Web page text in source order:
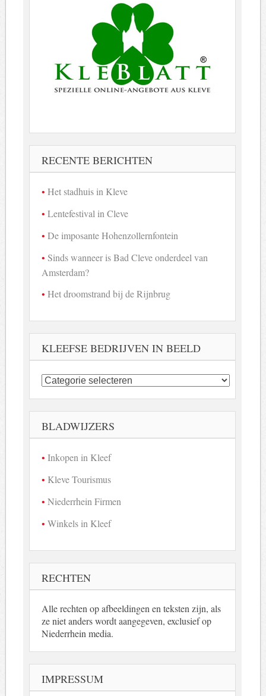
RECENTE BERICHTEN
Het stadhuis in Kleve
Lentefestival in Cleve
De imposante Hohenzollernfontein
Sinds wanneer is Bad Cleve onderdeel van
Amsterdam?
Het droomstrand bij de Rijnbrug
KLEEFSE BEDRIJVEN IN BEELD
Kleefse
bedrijven
beeld
BLADWIJZERS
Inkopen in Kleef
Kleve Tourismus
Niederrhein Firmen
Winkels in Kleef
RECHTEN
Alle rechten op afbeeldingen en teksten zijn, als
ze niet anders wordt aangegeven, exclusief op
Niederrhein media.
IMPRESSUM